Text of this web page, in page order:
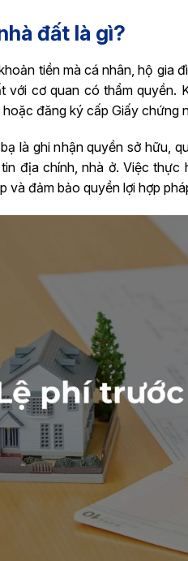
đất là gì?
tiền mà cá nhân, hộ
với cơ quan có thẩm quyền.
đăng ký cấp Giấy chứng
là ghi nhận quyền sở hữu,
địa chính, nhà ở. Việc
và đảm bảo quyền lợi hợp